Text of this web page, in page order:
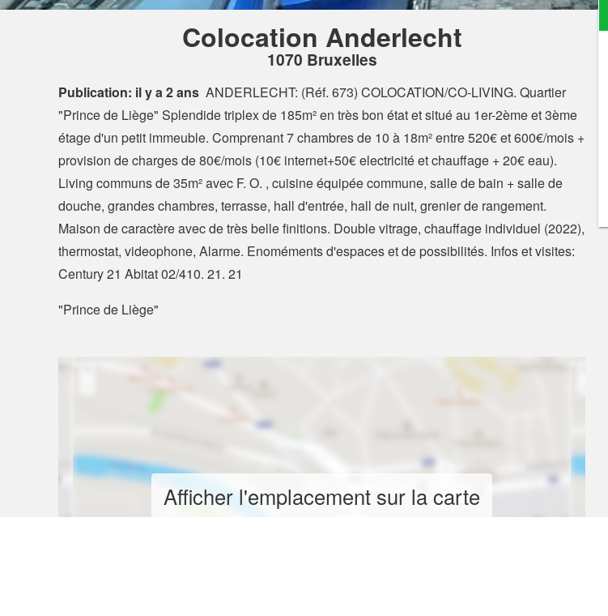
Colocation Anderlecht
1070 Bruxelles
Publication: il y a 2 ans ANDERLECHT: (Réf. 673) COLOCATION/CO-LIVING. Quartier
"Prince de Liège" Splendide triplex de 185m² en très bon état et situé au 1er-2ème et 3ème
étage d'un petit immeuble. Comprenant 7 chambres de 10 à 18m² entre 520€ et 600€/mois +
provision de charges de 80€/mois (10€ internet+50€ electricité et chauffage + 20€ eau).
Living communs de 35m² avec F. O. , cuisine équipée commune, salle de bain + salle de
douche, grandes chambres, terrasse, hall d'entrée, hall de nuit, grenier de rangement.
Maison de caractère avec de très belle finitions. Double vitrage, chauffage individuel (2022),
thermostat, videophone, Alarme. Enoméments d'espaces et de possibilités. Infos et visites:
Century 21 Abitat 02/410. 21. 21
"Prince de Liège"
Afficher l'emplacement sur la carte